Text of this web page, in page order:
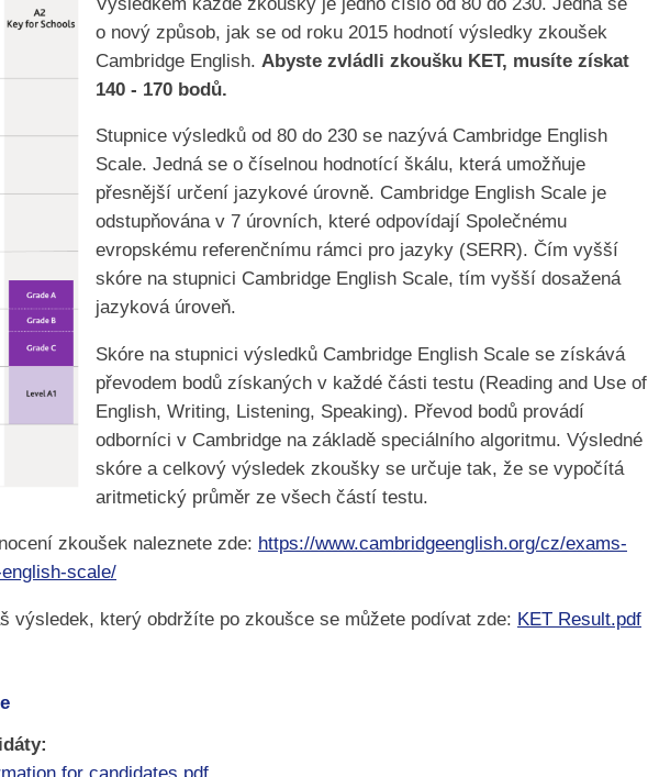
o nový způsob, jak se od roku 2015 hodnotí výsledky zkoušek
Cambridge English. Abyste zvládli zkoušku KET, musíte získat
140 - 170 bodů.
Stupnice výsledků od 80 do 230 se nazývá Cambridge English
Scale. Jedná se o číselnou hodnotící škálu, která umožňuje
přesnější určení jazykové úrovně. Cambridge English Scale je
odstupňována v 7 úrovních, které odpovídají Společnému
evropskému referenčnímu rámci pro jazyky (SERR). Čím vyšší
skóre na stupnici Cambridge English Scale, tím vyšší dosažená
jazyková úroveň.
Skóre na stupnici výsledků Cambridge English Scale se získává
převodem bodů získaných v každé části testu (Reading and Use of
English, Writing, Listening, Speaking). Převod bodů provádí
odborníci v Cambridge na základě speciálního algoritmu. Výsledné
skóre a celkový výsledek zkoušky se určuje tak, že se vypočítá
aritmetický průměr ze všech částí testu.
zkoušek naleznete zde: https://www.cambridgeenglish.org/cz/exams-
scale/
výsledek, který obdržíte po zkoušce se můžete podívat zde: KET Result.pdf